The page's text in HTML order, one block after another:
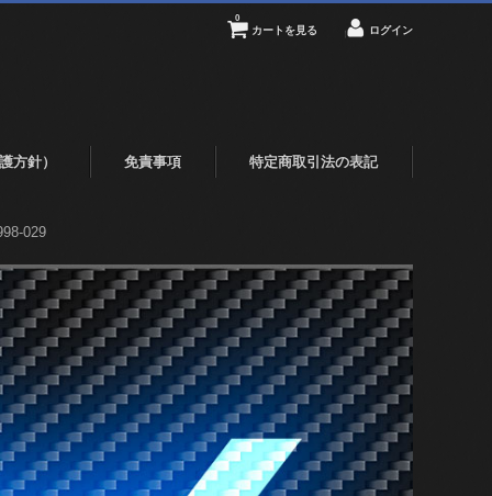
カートを見る
0
ログイン
方針） 免責事項 特定商取引法の表記
029